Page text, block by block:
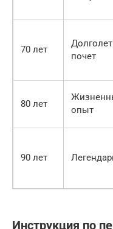
70 лет
почет
80 лет
опыт
90 лет
Инструкция по